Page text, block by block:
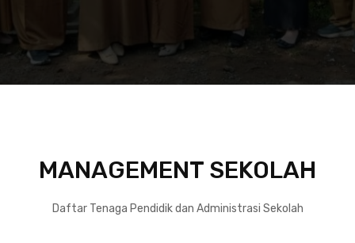
MANAGEMENT SEKOLAH
Daftar Tenaga Pendidik dan Administrasi Sekolah